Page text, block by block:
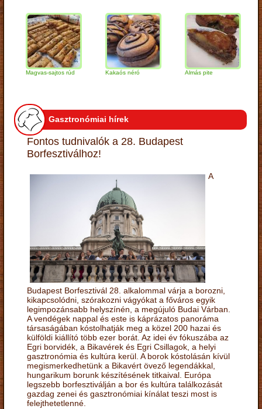
Magvas-sajtos rúd Kakaós néró Almás pite
Gasztronómiai hírek
Fontos tudnivalók a 28. Budapest
Borfesztiválhoz!
A
Budapest Borfesztivál 28. alkalommal várja a borozni,
kikapcsolódni, szórakozni vágyókat a főváros egyik
legimpozánsabb helyszínén, a megújuló Budai Várban.
A vendégek nappal és este is káprázatos panoráma
társaságában kóstolhatják meg a közel 200 hazai és
külföldi kiállító több ezer borát. Az idei év fókuszába az
Egri borvidék, a Bikavérek és Egri Csillagok, a helyi
gasztronómia és kultúra kerül. A borok kóstolásán kívül
megismerkedhetünk a Bikavért övező legendákkal,
hungarikum borunk készítésének titkaival. Európa
legszebb borfesztiválján a bor és kultúra találkozását
gazdag zenei és gasztronómiai kínálat teszi most is
felejthetetlenné.